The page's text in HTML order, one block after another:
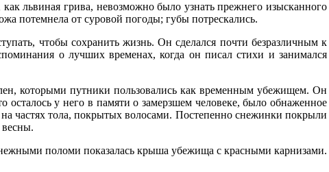
львиная грива, невозможно было узнать прежнего изысканного
потемнела от суровой погоды; губы потрескались.
чтобы сохранить жизнь. Он сделался почти безразличным к
о лучших временах, когда он писал стихи и занимался
которыми путники пользовались как временным убежищем. Он
у него в памяти о замерзшем человеке, было обнаженное
частях тола, покрытых волосами. Постепенно снежинки покрыли
весны.
поломи показалась крыша убежища с красными карнизами.